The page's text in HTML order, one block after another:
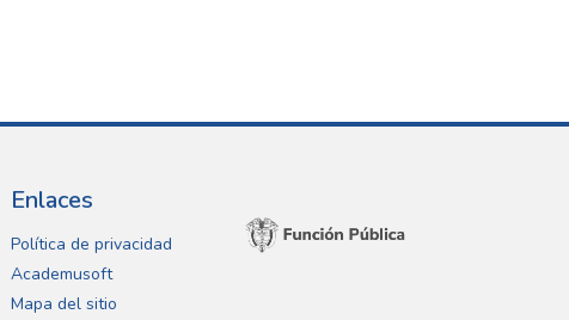
Enlaces
Política de privacidad
Academusoft
Mapa del sitio